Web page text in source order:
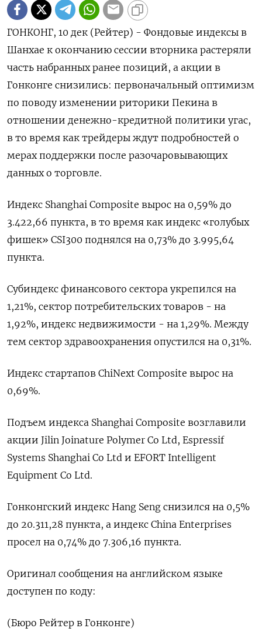
ГОНКОНГ, 10 дек (Рейтер) - Фондовые индексы в
Шанхае к окончанию сессии вторника растеряли
часть набранных ранее позиций, а акции в
Гонконге снизились: первоначальный оптимизм
по поводу изменении риторики Пекина в
отношении денежно-кредитной политики угас,
в то время как трейдеры ждут подробностей о
мерах поддержки после разочаровывающих
данных о торговле.
Индекс Shanghai Composite вырос на 0,59% до
3.422,66 пункта, в то время как индекс «голубых
фишек» CSI300 поднялся на 0,73% до 3.995,64
пункта.
Субиндекс финансового сектора укрепился на
1,21%, сектор потребительских товаров - на
1,92%, индекс недвижимости - на 1,29%​. Между
тем сектор здравоохранения опустился на 0,31%.
Индекс стартапов ChiNext Composite вырос на
0,69%.
Подъем индекса Shanghai Composite возглавили
акции Jilin Joinature Polymer Co Ltd, Espressif
Systems Shanghai Co Ltd и EFORT Intelligent
Equipment Co Ltd.
Гонконгский индекс Hang Seng снизился на 0,5%
до 20.311,28​ пункта, а индекс China Enterprises
просел на 0,74% до 7.306,16 пункта.
Оригинал сообщения на английском языке
доступен по коду:
(Бюро Рейтер в Гонконге)